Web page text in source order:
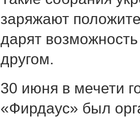
заряжают
дарят
другом.
30 июня в мечети
«Фирдаус» был